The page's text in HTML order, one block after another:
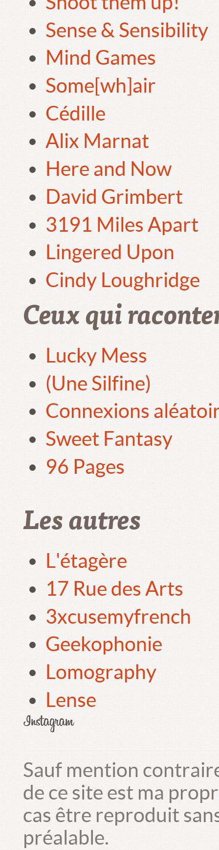
Sense & Sensibility
Mind Games
Some[wh]air
Cédille
Alix Marnat
Here and Now
David Grimbert
3191 Miles Apart
Lingered Upon
Cindy Loughridge
Ceux qui
Lucky Mess
(Une Silfine)
Connexions
Sweet Fantasy
96 Pages
Les autres
L'étagère
17 Rue des Arts
3xcusemyfrench
Geekophonie
Lomography
Lense
Sauf mention
de ce site est ma
cas être reproduit
préalable.